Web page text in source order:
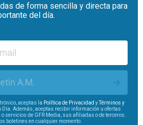
de forma sencilla y directa para
del día.
A.M.
aceptas la Política de Privacidad yTérminos y
Día. Además, aceptas recibir información u ofertas
servicios de GFR Media, sus afiliadas o de terceros.
boletines en cualquier momento.